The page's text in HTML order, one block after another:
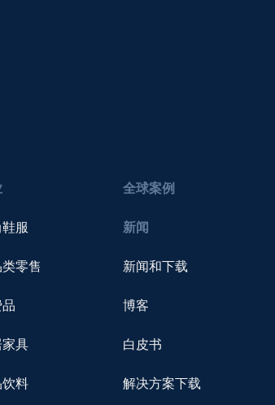
服
零售
具
料
全球案例
新闻
新闻和下载
博客
白皮书
解决方案下载